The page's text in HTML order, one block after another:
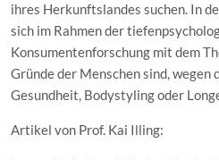
ihres Herkunftslandes suchen. In
sich im Rahmen der
Konsumentenforschung mit dem
Gründe der Menschen sind, wegen
Gesundheit, Bodystyling oder
Artikel von Prof. Kai Illing: